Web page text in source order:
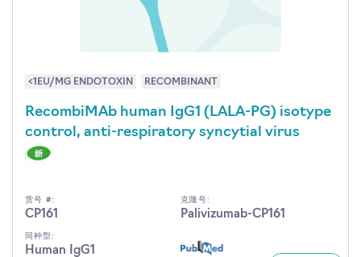
<1EU/MG ENDOTOXIN RECOMBINANT
RecombiMAb human IgG1 (LALA-PG) isotype
control, anti-respiratory syncytial virus
货号 #:
CP161
克隆号:
Palivizumab-CP161
同种型:
Human IgG1